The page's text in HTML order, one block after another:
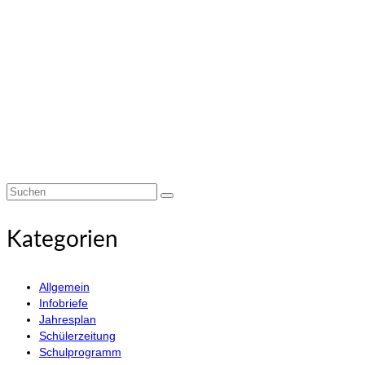
Suchen
Kategorien
Allgemein
Infobriefe
Jahresplan
Schülerzeitung
Schulprogramm